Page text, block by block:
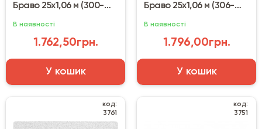
Браво 25х1,06 м (300-
В наявності
1.762,50грн.
У кошик
Браво 25х1,06 м (306-
В наявності
1.796,00грн.
У кошик
код:
3761
код:
3751